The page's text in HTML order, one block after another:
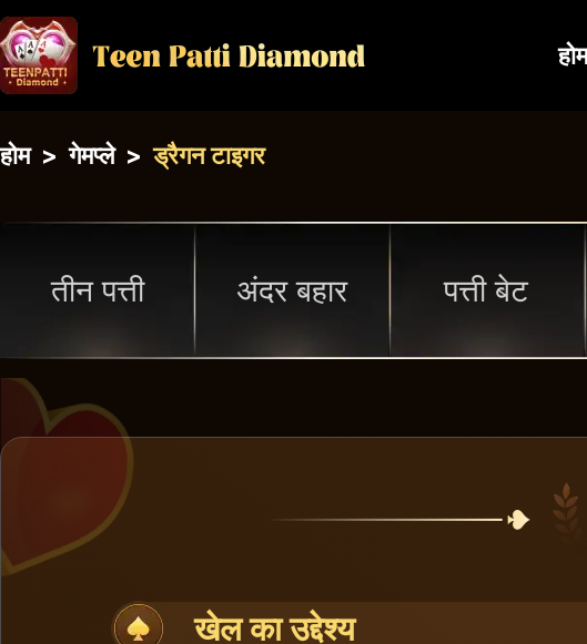
होम
होम > गेमप्ले > ड्रैगन टाइगर
तीन पत्ती अंदर बहार पत्ती बेट
खेल का उद्देश्य